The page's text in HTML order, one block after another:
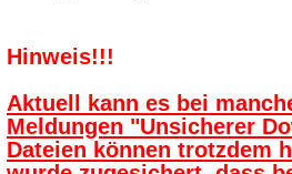
Hinweis!!!
Aktuell kann es bei
Meldungen "Unsicherer
Dateien können trotzdem